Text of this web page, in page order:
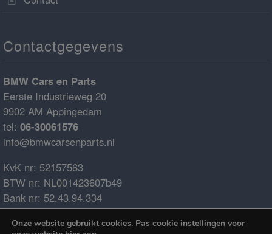
Contactgegevens
BMW Cars en Parts
Eerste Industrieweg 20
9902 AM Appingedam
tel: 06-30061576
info@bmwcarsenparts.nl
KvK nr: 52157563
BTW nr: NL001423607b49
Bank nr: 52.43.94.334
IBAN: NL68ABNA0524394334
BIC: ABNANL2A
Onze website gebruikt cookies. Pas cookie instellingen voor